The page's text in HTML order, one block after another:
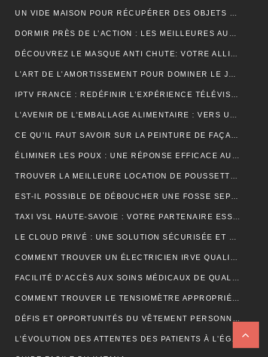
UN VIDE MAISON POUR RÉCUPÉRER DES OBJETS DE DÉCORATION
DORMIR PRÈS DE L’ACTION : LES MEILLEURES AUBERGES DE JEUNESSE À PROXIMITÉ DU PUY DU FOU
DÉCOUVREZ LE MASQUE ANTI CHUTE: VOTRE ALLIÉ POUR DES CHEVEUX FORTS ET SAINS
L’ART DE L’AMORTISSEMENT POUR DOMINER LE JEU DE BADMINTON
IPTV FRANCE : REDÉFINIR L’EXPÉRIENCE TÉLÉVISUELLE
L’AVENIR DE L’EMBALLAGE ALIMENTAIRE : VERS UNE RÉVOLUTION DURABLE ?
CE QU’IL FAUT SAVOIR SUR LA PEINTURE DE FAÇADE
ÉLIMINER LES POUX : UNE RÉPONSE EFFICACE AU CENTRE DE TRAITEMENT DES POUX À LYON
TROUVER LA MEILLEURE LOCATION DE POUSSETTE: FACILITEZ VOS DÉPLACEMENTS AVEC BÉBÉ
EST-IL POSSIBLE DE DÉBOUCHER UNE FOSSE SEPTIQUE NATURELLEMENT ?
TAXI VSL HAUTE-SAVOIE : VOTRE PARTENAIRE ESSENTIEL POUR DES DÉPLACEMENTS MÉDICAUX SÛRS ET CONFORTABLES
LE CLOUD PRIVÉ : UNE SOLUTION SÉCURISÉE ET POLYVALENTE POUR LE STOCKAGE ET L’ACCÈS AUX DONNÉES
COMMENT TROUVER UN ÉLECTRICIEN IRVE QUALIFIÉ POUR VOTRE PROJET DE MOBILITÉ ÉLECTRIQUE ?
FACILITÉ D’ACCÈS AUX SOINS MÉDICAUX DE QUALITÉ AVEC LES TAXIS VSL DE CLERMONT-FERRAND
COMMENT TROUVER LE TENSIOMÈTRE APPROPRIÉ POUR VOUS?
DÉFIS ET OPPORTUNITÉS DU VÊTEMENT PERSONNALISÉ : ANALYSE DU SECTEUR
L’ÉVOLUTION DES ATTENTES DES PATIENTS À L’ÉGARD DU TÉLÉSECRÉTARIAT MÉDICAL : SERVICES PERSONNALISÉS, RÉPONSE RAPIDE ET DISPONIBILITÉ